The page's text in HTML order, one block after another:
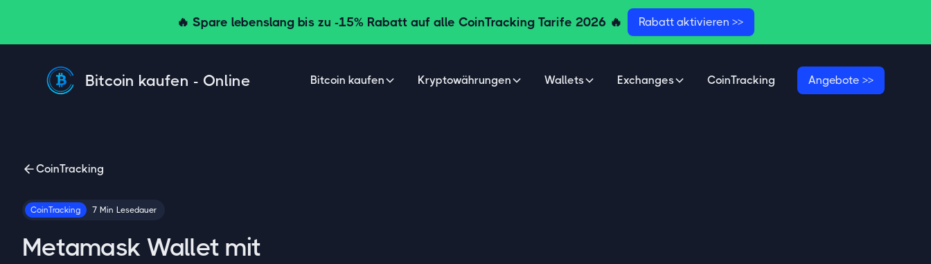
🔥 Spare lebenslang bis zu -15% Rabatt auf alle CoinTracking Tarife 2026 🔥 Rabatt aktivieren >>
Bitcoin kaufen - Online Bitcoin kaufen Kryptowährungen Wallets Exchanges CoinTracking Angebote >>
CoinTracking
CoinTracking 7 Min Lesedauer
Metamask Wallet mit